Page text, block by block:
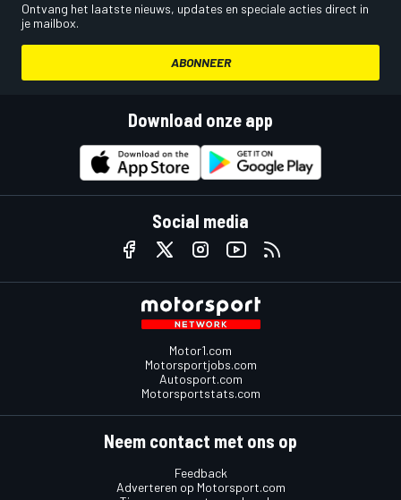
Ontvang het laatste nieuws, updates en speciale acties direct in
je mailbox.
ABONNEER
Download onze app
Social media
Motor1.com
Motorsportjobs.com
Autosport.com
Motorsportstats.com
Neem contact met ons op
Feedback
Adverteren op Motorsport.com